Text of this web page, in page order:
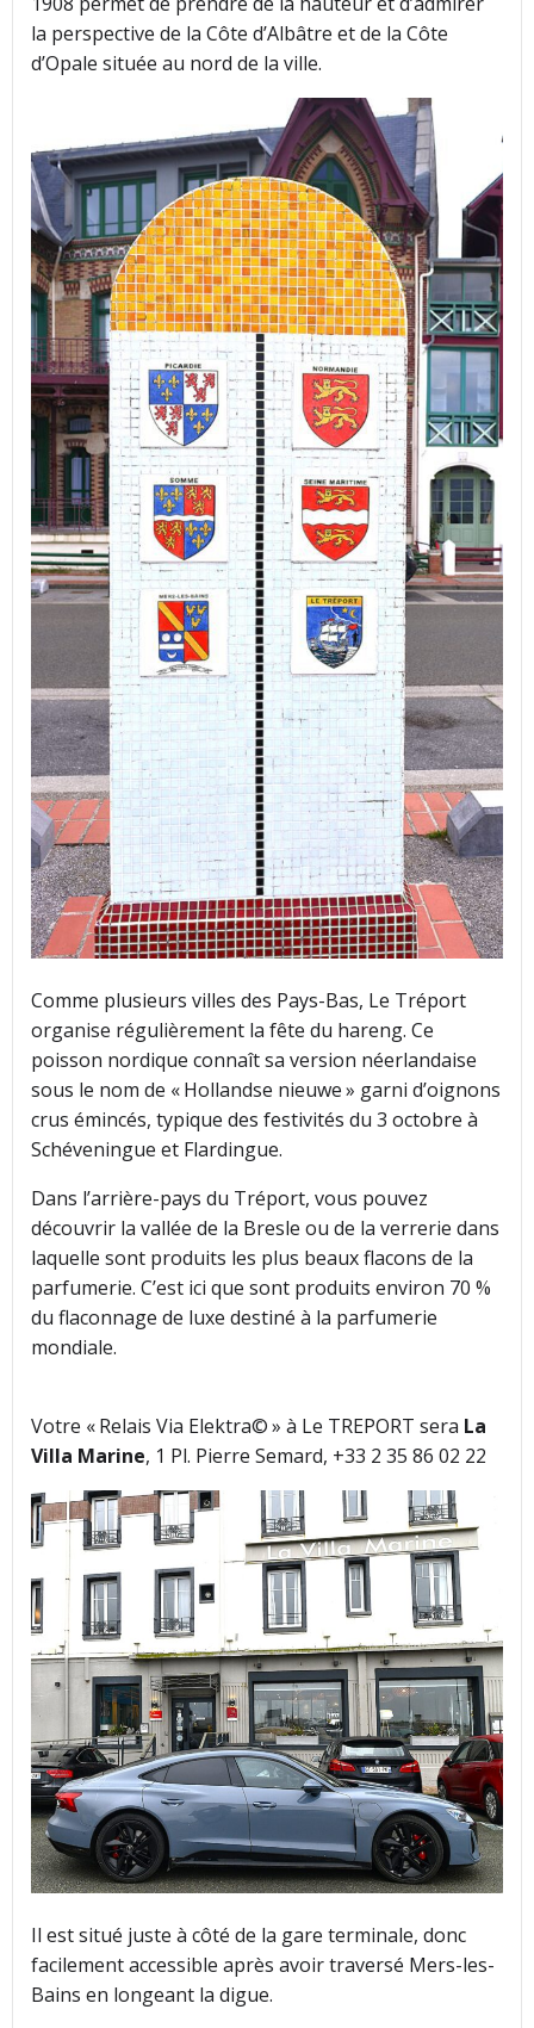
la perspective de la Côte d’Albâtre et de la Côte
d’Opale située au nord de la ville.
Comme plusieurs villes des Pays-Bas, Le Tréport
organise régulièrement la fête du hareng. Ce
poisson nordique connaît sa version néerlandaise
sous le nom de « Hollandse nieuwe » garni d’oignons
crus émincés, typique des festivités du 3 octobre à
Schéveningue et Flardingue.
Dans l’arrière-pays du Tréport, vous pouvez
découvrir la vallée de la Bresle ou de la verrerie dans
laquelle sont produits les plus beaux flacons de la
parfumerie. C’est ici que sont produits environ 70 %
du flaconnage de luxe destiné à la parfumerie
mondiale.
Votre « Relais Via Elektra© » à Le TREPORT sera La
Villa Marine, 1 Pl. Pierre Semard, +33 2 35 86 02 22
Il est situé juste à côté de la gare terminale, donc
facilement accessible après avoir traversé Mers-les-
Bains en longeant la digue.